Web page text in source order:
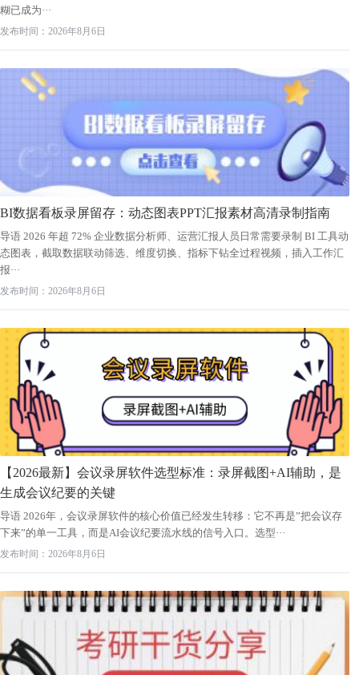
糊已成为···
发布时间：2026年8月6日
BI数据看板录屏留存：动态图表PPT汇报素材高清录制指南
导语 2026 年超 72% 企业数据分析师、运营汇报人员日常需要录制 BI 工具动
态图表，截取数据联动筛选、维度切换、指标下钻全过程视频，插入工作汇
报···
发布时间：2026年8月6日
【2026最新】会议录屏软件选型标准：录屏截图+AI辅助，是
生成会议纪要的关键
导语 2026年，会议录屏软件的核心价值已经发生转移：它不再是”把会议存
下来”的单一工具，而是AI会议纪要流水线的信号入口。选型···
发布时间：2026年8月6日